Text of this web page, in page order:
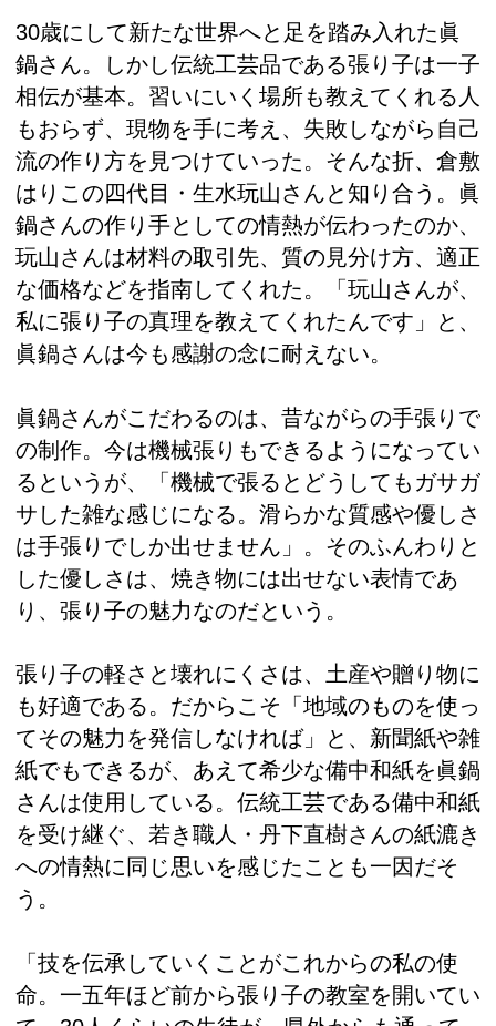
30歳にして新たな世界へと足を踏み入れた眞
鍋さん。しかし伝統工芸品である張り子は一子
相伝が基本。習いにいく場所も教えてくれる人
もおらず、現物を手に考え、失敗しながら自己
流の作り方を見つけていった。そんな折、倉敷
はりこの四代目・生水玩山さんと知り合う。眞
鍋さんの作り手としての情熱が伝わったのか、
玩山さんは材料の取引先、質の見分け方、適正
な価格などを指南してくれた。「玩山さんが、
私に張り子の真理を教えてくれたんです」と、
眞鍋さんは今も感謝の念に耐えない。
眞鍋さんがこだわるのは、昔ながらの手張りで
の制作。今は機械張りもできるようになってい
るというが、「機械で張るとどうしてもガサガ
サした雑な感じになる。滑らかな質感や優しさ
は手張りでしか出せません」。そのふんわりと
した優しさは、焼き物には出せない表情であ
り、張り子の魅力なのだという。
張り子の軽さと壊れにくさは、土産や贈り物に
も好適である。だからこそ「地域のものを使っ
てその魅力を発信しなければ」と、新聞紙や雑
紙でもできるが、あえて希少な備中和紙を眞鍋
さんは使用している。伝統工芸である備中和紙
を受け継ぐ、若き職人・丹下直樹さんの紙漉き
への情熱に同じ思いを感じたことも一因だそ
う。
「技を伝承していくことがこれからの私の使
命。一五年ほど前から張り子の教室を開いてい